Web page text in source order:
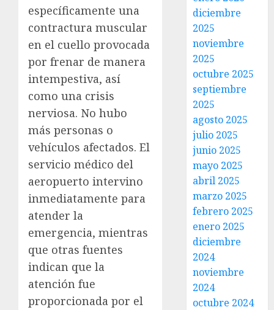
específicamente una
contractura muscular
en el cuello provocada
por frenar de manera
intempestiva, así
como una crisis
nerviosa. No hubo
más personas o
vehículos afectados. El
servicio médico del
aeropuerto intervino
inmediatamente para
atender la
emergencia, mientras
que otras fuentes
indican que la
atención fue
proporcionada por el
diciembre
2025
noviembre
2025
octubre 2025
septiembre
2025
agosto 2025
julio 2025
junio 2025
mayo 2025
abril 2025
marzo 2025
febrero 2025
enero 2025
diciembre
2024
noviembre
2024
octubre 2024